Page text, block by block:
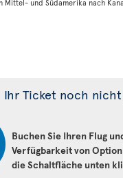
Mittel- und Südamerika nach
Ihr Ticket noch
Buchen Sie Ihren Flug
Verfügbarkeit von
die Schaltfläche unten